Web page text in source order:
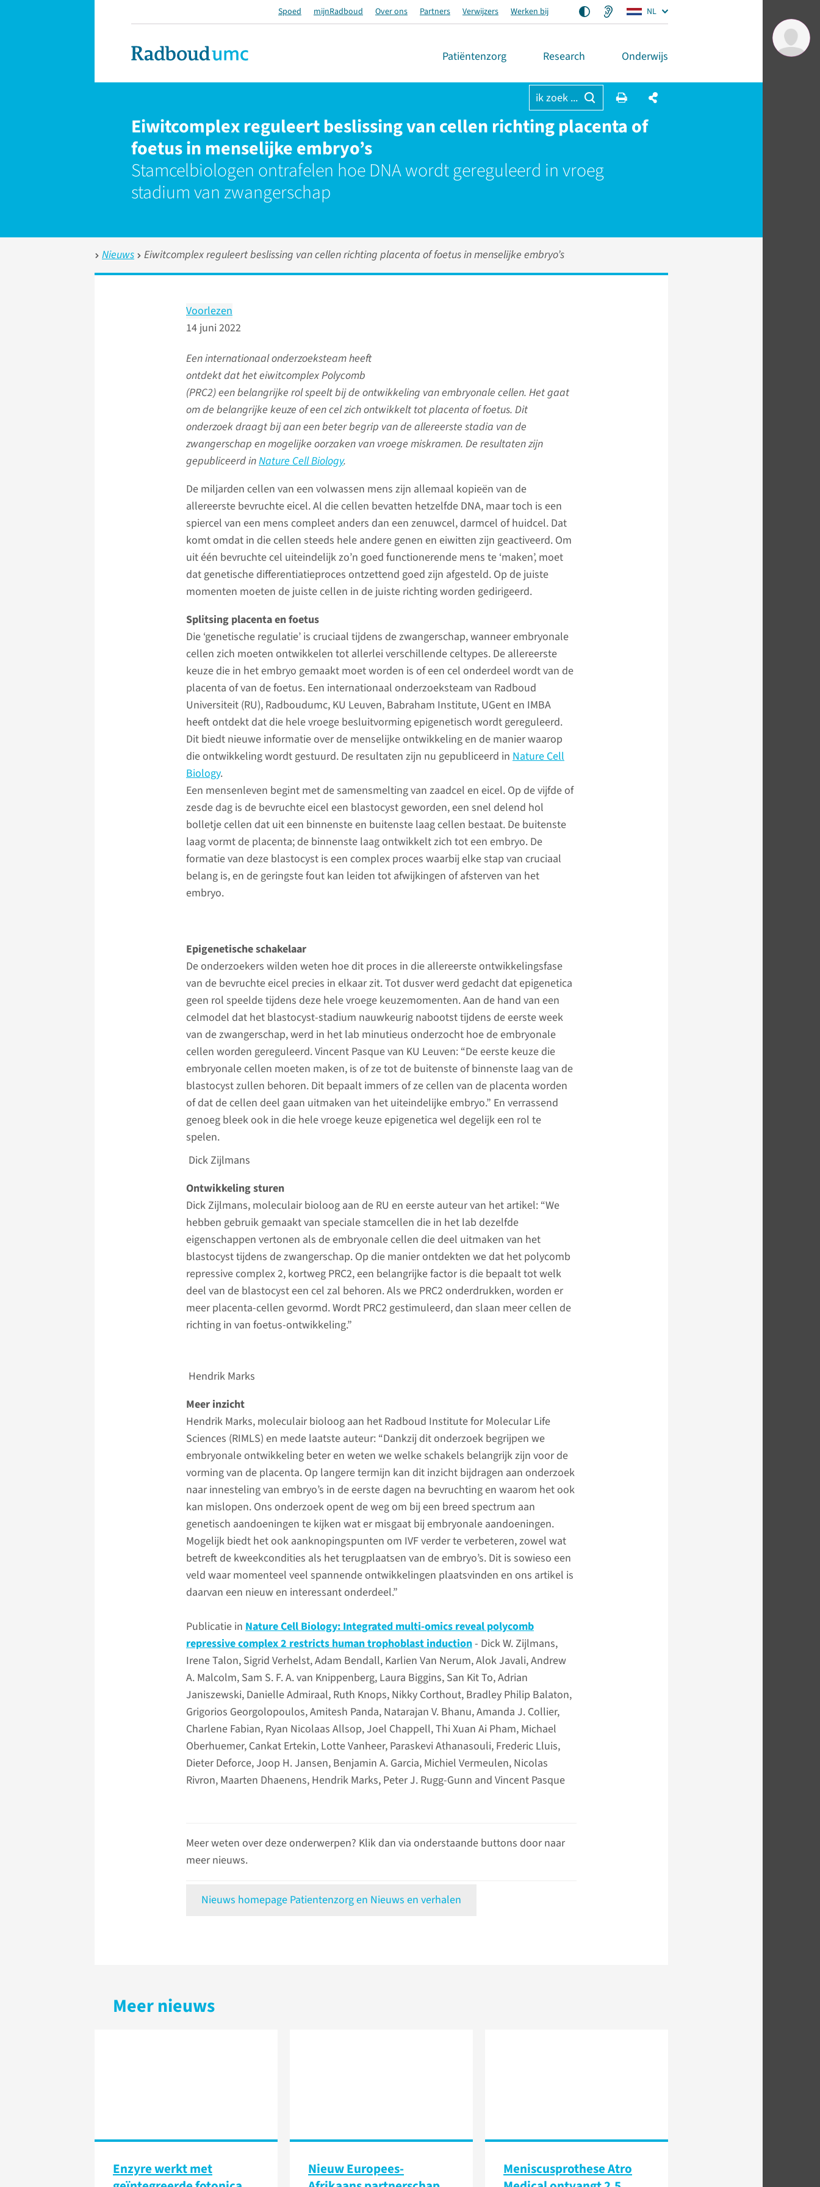
Spoed mijnRadboud Over ons Partners Verwijzers Werken bij NL
Patiëntenzorg Research Onderwijs
ik zoek ...
Eiwitcomplex reguleert beslissing van cellen richting placenta of
foetus in menselijke embryo’s
Stamcelbiologen ontrafelen hoe DNA wordt gereguleerd in vroeg
stadium van zwangerschap
Nieuws Eiwitcomplex reguleert beslissing van cellen richting placenta of foetus in menselijke embryo’s
Voorlezen
14 juni 2022
Een internationaal onderzoeksteam heeft
ontdekt dat het eiwitcomplex Polycomb
(PRC2) een belangrijke rol speelt bij de ontwikkeling van embryonale cellen. Het gaat
om de belangrijke keuze of een cel zich ontwikkelt tot placenta of foetus. Dit
onderzoek draagt bij aan een beter begrip van de allereerste stadia van de
zwangerschap en mogelijke oorzaken van vroege miskramen. De resultaten zijn
gepubliceerd inNature Cell Biology.
De miljarden cellen van een volwassen mens zijn allemaal kopieën van de
allereerste bevruchte eicel. Al die cellen bevatten hetzelfde DNA, maar toch is een
spiercel van een mens compleet anders dan een zenuwcel, darmcel of huidcel. Dat
komt omdat in die cellen steeds hele andere genen en eiwitten zijn geactiveerd. Om
uit één bevruchte cel uiteindelijk zo’n goed functionerende mens te ‘maken’, moet
dat genetische differentiatieproces ontzettend goed zijn afgesteld. Op de juiste
momenten moeten de juiste cellen in de juiste richting worden gedirigeerd.
Splitsing placenta en foetus
Die ‘genetische regulatie’ is cruciaal tijdens de zwangerschap, wanneer embryonale
cellen zich moeten ontwikkelen tot allerlei verschillende celtypes. De allereerste
keuze die in het embryo gemaakt moet worden is of een cel onderdeel wordt van de
placenta of van de foetus. Een internationaal onderzoeksteam van Radboud
Universiteit (RU), Radboudumc, KU Leuven, Babraham Institute, UGent en IMBA
heeft ontdekt dat die hele vroege besluitvorming epigenetisch wordt gereguleerd.
Dit biedt nieuwe informatie over de menselijke ontwikkeling en de manier waarop
die ontwikkeling wordt gestuurd. De resultaten zijn nu gepubliceerd in Nature Cell
Biology.
Een mensenleven begint met de samensmelting van zaadcel en eicel. Op de vijfde of
zesde dag is de bevruchte eicel een blastocyst geworden, een snel delend hol
bolletje cellen dat uit een binnenste en buitenste laag cellen bestaat. De buitenste
laag vormt de placenta; de binnenste laag ontwikkelt zich tot een embryo. De
formatie van deze blastocyst is een complex proces waarbij elke stap van cruciaal
belang is, en de geringste fout kan leiden tot afwijkingen of afsterven van het
embryo.
Epigenetische schakelaar
De onderzoekers wilden weten hoe dit proces in die allereerste ontwikkelingsfase
van de bevruchte eicel precies in elkaar zit. Tot dusver werd gedacht dat epigenetica
geen rol speelde tijdens deze hele vroege keuzemomenten. Aan de hand van een
celmodel dat het blastocyst-stadium nauwkeurig nabootst tijdens de eerste week
van de zwangerschap, werd in het lab minutieus onderzocht hoe de embryonale
cellen worden gereguleerd. Vincent Pasque van KU Leuven: “De eerste keuze die
embryonale cellen moeten maken, is of ze tot de buitenste of binnenste laag van de
blastocyst zullen behoren. Dit bepaalt immers of ze cellen van de placenta worden
of dat de cellen deel gaan uitmaken van het uiteindelijke embryo.” En verrassend
genoeg bleek ook in die hele vroege keuze epigenetica wel degelijk een rol te
spelen.
Dick Zijlmans
Ontwikkeling sturen
Dick Zijlmans, moleculair bioloog aan de RU en eerste auteur van het artikel: “We
hebben gebruik gemaakt van speciale stamcellen die in het lab dezelfde
eigenschappen vertonen als de embryonale cellen die deel uitmaken van het
blastocyst tijdens de zwangerschap. Op die manier ontdekten we dat het polycomb
repressive complex 2, kortweg PRC2, een belangrijke factor is die bepaalt tot welk
deel van de blastocyst een cel zal behoren. Als we PRC2 onderdrukken, worden er
meer placenta-cellen gevormd. Wordt PRC2 gestimuleerd, dan slaan meer cellen de
richting in van foetus-ontwikkeling.”
Hendrik Marks
Meer inzicht
Hendrik Marks, moleculair bioloog aan het Radboud Institute for Molecular Life
Sciences (RIMLS) en mede laatste auteur: “Dankzij dit onderzoek begrijpen we
embryonale ontwikkeling beter en weten we welke schakels belangrijk zijn voor de
vorming van de placenta. Op langere termijn kan dit inzicht bijdragen aan onderzoek
naar innesteling van embryo’s in de eerste dagen na bevruchting en waarom het ook
kan mislopen. Ons onderzoek opent de weg om bij een breed spectrum aan
genetisch aandoeningen te kijken wat er misgaat bij embryonale aandoeningen.
Mogelijk biedt het ook aanknopingspunten om IVF verder te verbeteren, zowel wat
betreft de kweekcondities als het terugplaatsen van de embryo’s. Dit is sowieso een
veld waar momenteel veel spannende ontwikkelingen plaatsvinden en ons artikel is
daarvan een nieuw en interessant onderdeel.”
Publicatie in Nature Cell Biology: Integrated multi-omics reveal polycomb
repressive complex 2 restricts human trophoblast induction- Dick W. Zijlmans,
Irene Talon, Sigrid Verhelst, Adam Bendall, Karlien Van Nerum, Alok Javali, Andrew
A. Malcolm, Sam S. F. A. van Knippenberg, Laura Biggins, San Kit To, Adrian
Janiszewski, Danielle Admiraal, Ruth Knops, Nikky Corthout, Bradley Philip Balaton,
Grigorios Georgolopoulos, Amitesh Panda, Natarajan V. Bhanu, Amanda J. Collier,
Charlene Fabian, Ryan Nicolaas Allsop, Joel Chappell, Thi Xuan Ai Pham, Michael
Oberhuemer, Cankat Ertekin, Lotte Vanheer, Paraskevi Athanasouli, Frederic Lluis,
Dieter Deforce, Joop H. Jansen, Benjamin A. Garcia, Michiel Vermeulen, Nicolas
Rivron, Maarten Dhaenens, Hendrik Marks, Peter J. Rugg-Gunn and Vincent Pasque
Meer weten over deze onderwerpen? Klik dan via onderstaande buttons door naar
meer nieuws.
Nieuws homepage Patientenzorg en Nieuws en verhalen
Meer nieuws
Enzyre werkt met
Nieuw Europees-
Meniscusprothese Atro